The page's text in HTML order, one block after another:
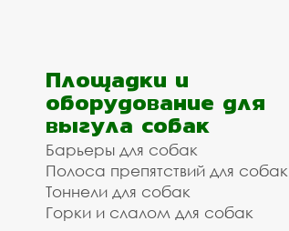
Площадки и
оборудование для
выгула собак
Барьеры для собак
Полоса препятствий для собак
Тоннели для собак
Горки и слалом для собак